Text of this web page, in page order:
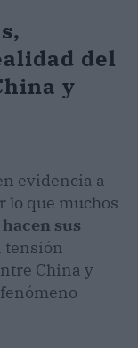
del
y
evidencia a
lo que muchos
hacen sus
tensión
China y